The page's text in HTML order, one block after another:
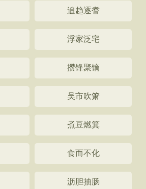
追趋逐耆
浮家泛宅
攒锋聚镝
吴市吹箫
煮豆燃箕
食而不化
沥胆抽肠